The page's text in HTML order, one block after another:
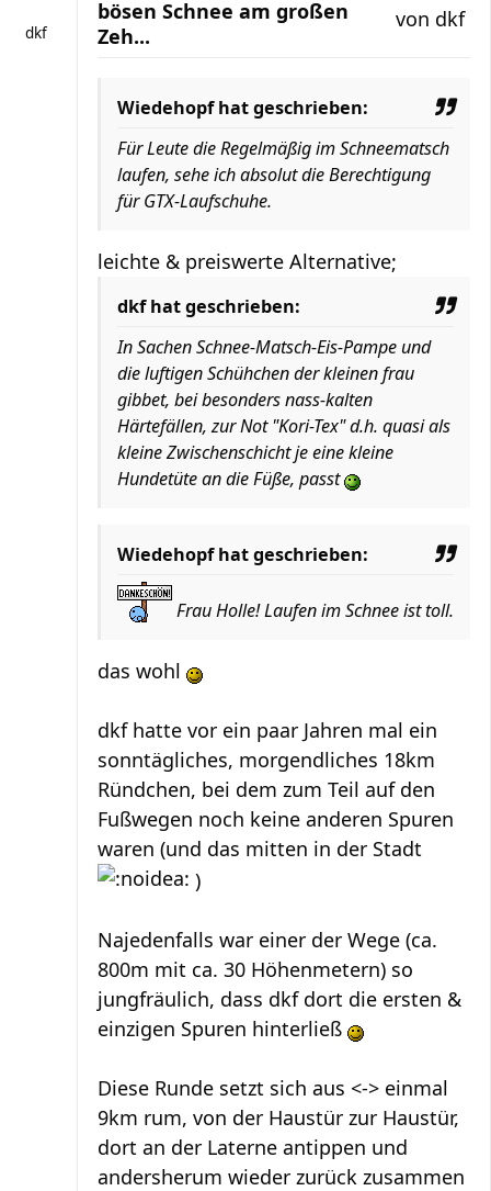
dkf
bösen Schnee am großen
Zeh...
von dkf
Wiedehopf hat geschrieben:
Für Leute die Regelmäßig im Schneematsch
laufen, sehe ich absolut die Berechtigung
für GTX-Laufschuhe.
leichte & preiswerte Alternative;
dkf hat geschrieben:
In Sachen Schnee-Matsch-Eis-Pampe und
die luftigen Schühchen der kleinen frau
gibbet, bei besonders nass-kalten
Härtefällen, zur Not "Kori-Tex" d.h. quasi als
kleine Zwischenschicht je eine kleine
Hundetüte an die Füße, passt
Wiedehopf hat geschrieben:
Frau Holle! Laufen im Schnee ist toll.
das wohl
dkf hatte vor ein paar Jahren mal ein
sonntägliches, morgendliches 18km
Ründchen, bei dem zum Teil auf den
Fußwegen noch keine anderen Spuren
waren (und das mitten in der Stadt
)
Najedenfalls war einer der Wege (ca.
800m mit ca. 30 Höhenmetern) so
jungfräulich, dass dkf dort die ersten &
einzigen Spuren hinterließ
Diese Runde setzt sich aus <-> einmal
9km rum, von der Haustür zur Haustür,
dort an der Laterne antippen und
andersherum wieder zurück zusammen